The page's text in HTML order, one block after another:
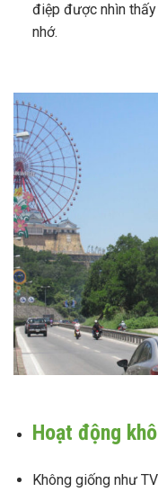
điệp được nhìn
nhớ.
Hoạt động
Không giống như